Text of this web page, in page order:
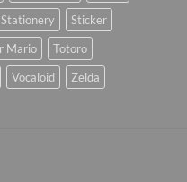
Stationery
Sticker
Mario
Totoro
Vocaloid Zelda